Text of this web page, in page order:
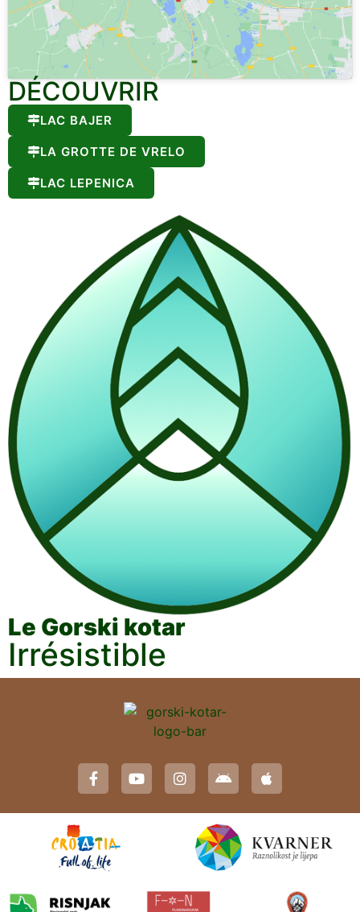
DÉCOUVRIR
LAC BAJER
LA GROTTE DE VRELO
LAC LEPENICA
Le Gorski kotar
Irrésistible